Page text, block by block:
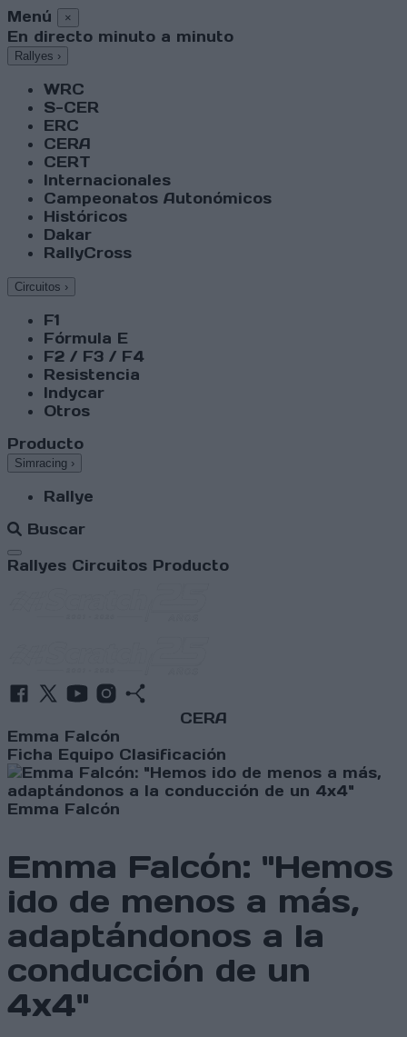
Menú ×
En directo minuto a minuto
Rallyes ›
WRC
S-CER
ERC
CERA
CERT
Internacionales
Campeonatos Autonómicos
Históricos
Dakar
RallyCross
Circuitos ›
F1
Fórmula E
F2 / F3 / F4
Resistencia
Indycar
Otros
Producto
Simracing ›
Rallye
Buscar
Abrir menú
Rallyes Circuitos Producto
CERA
Emma Falcón
Ficha Equipo Clasificación
Emma Falcón
Emma Falcón: "Hemos
ido de menos a más,
adaptándonos a la
conducción de un
4x4"